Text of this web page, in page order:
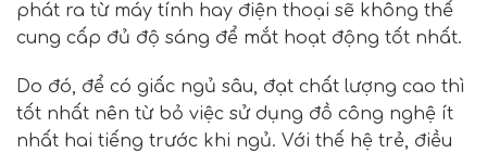
phát ra từ máy tính hay điện thoại sẽ không thể
cung cấp đủ độ sáng để mắt hoạt động tốt nhất.
Do đó, để có giấc ngủ sâu, đạt chất lượng cao thì
tốt nhất nên từ bỏ việc sử dụng đồ công nghệ ít
nhất hai tiếng trước khi ngủ. Với thế hệ trẻ, điều